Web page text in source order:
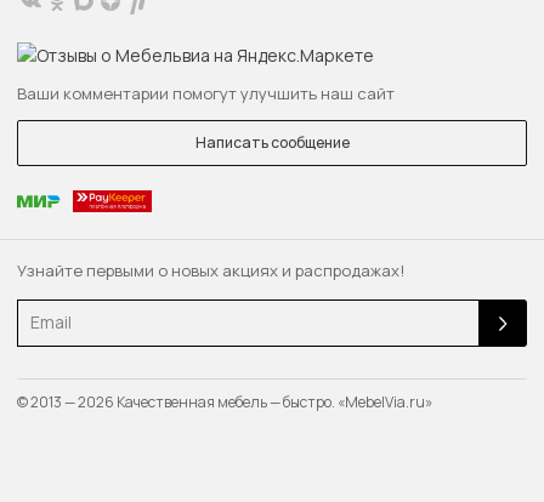
Узнайте первыми о новых акциях и распродажах!
Email
Ваши комментарии помогут улучшить наш сайт
Написать сообщение
© 2013 — 2026 Качественная мебель — быстро. «MebelVia.ru»